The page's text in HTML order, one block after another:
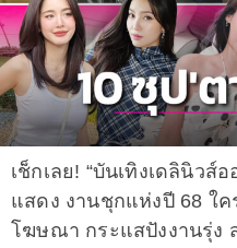
เช็กเลย! “บันเทิงเดลินิวส์
แสดง งานชุกแห่งปี 68 ใค
โฆษณา กระแสปังงานรุ่ง